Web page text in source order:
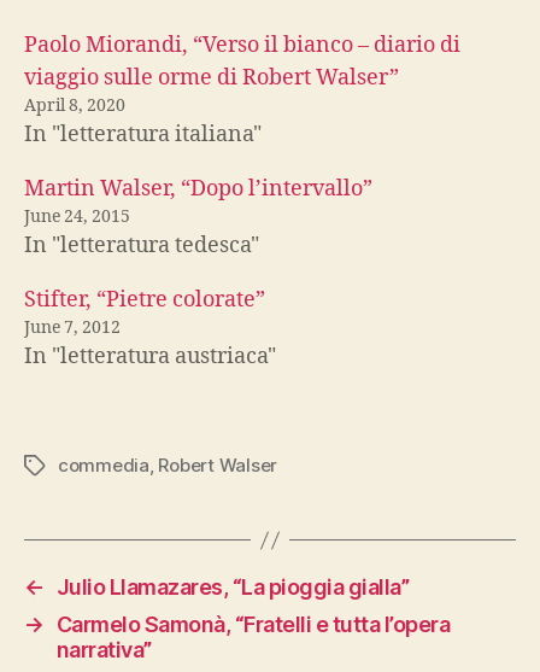
Paolo Miorandi, “Verso il bianco – diario di
viaggio sulle orme di Robert Walser”
April 8, 2020
In "letteratura italiana"
Martin Walser, “Dopo l’intervallo”
June 24, 2015
In "letteratura tedesca"
Stifter, “Pietre colorate”
June 7, 2012
In "letteratura austriaca"
Tagscommedia, Robert Walser
←
Julio Llamazares, “La pioggia gialla”
→
Carmelo Samonà, “Fratelli e tutta l’opera
narrativa”